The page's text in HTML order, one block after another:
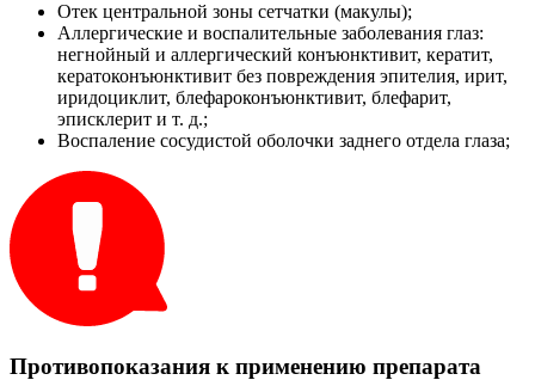
Отек центральной зоны сетчатки (макулы);
Аллергические и воспалительные заболевания глаз:
негнойный и аллергический конъюнктивит, кератит,
кератоконъюнктивит без повреждения эпителия, ирит,
иридоциклит, блефароконъюнктивит, блефарит,
эписклерит и т. д.;
Воспаление сосудистой оболочки заднего отдела глаза;
Противопоказания к применению препарата